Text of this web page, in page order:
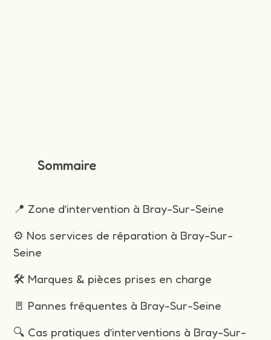
Sommaire
📍 Zone d’intervention à Bray-Sur-Seine
⚙️ Nos services de réparation à Bray-Sur-
Seine
🛠️ Marques & pièces prises en charge
🚪 Pannes fréquentes à Bray-Sur-Seine
🔍 Cas pratiques d’interventions à Bray-Sur-